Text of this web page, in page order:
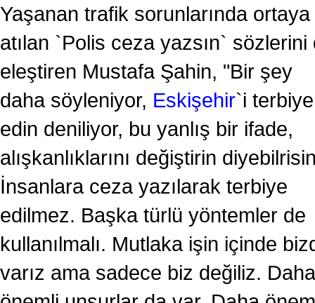
Yaşanan trafik sorunlarında ortaya
atılan `Polis ceza yazsın` sözlerini
eleştiren Mustafa Şahin, "Bir şey
daha söyleniyor, Eskişehir`i terbiye
edin deniliyor, bu yanlış bir ifade,
alışkanlıklarını değiştirin
İnsanlara ceza yazılarak terbiye
edilmez. Başka türlü yöntemler de
kullanılmalı. Mutlaka işin içinde
varız ama sadece biz değiliz. Daha